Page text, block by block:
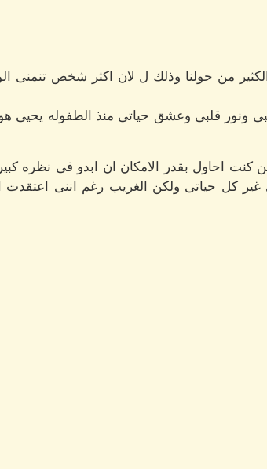
من حولنا وذلك ل لان اكثر شخص تنمنى
ونور قلبى وعشق حياتى منذ الطفوله
احاول بقدر الامكان ان ابدو فى نظره
كل حياتى ولكن الغريب رغم اننى اعتقدت